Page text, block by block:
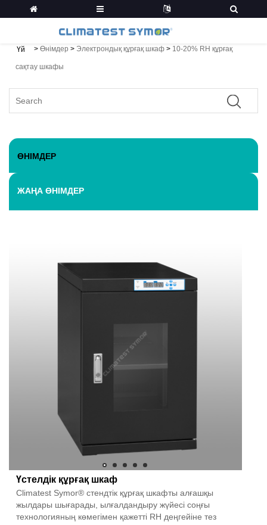
Үй > Өнімдер > Электрондық құрғақ шкаф > 10-20% RH құрғақ
сақтау шкафы
ӨНІМДЕР
ЖАҢА ӨНІМДЕР
Үстелдік құрғақ шкаф
Climatest Symor® стендтік құрғақ шкафты алғашқы
жылдары шығарады, ылғалдандыру жүйесі соңғы
технологияның көмегімен қажетті RH деңгейіне тез